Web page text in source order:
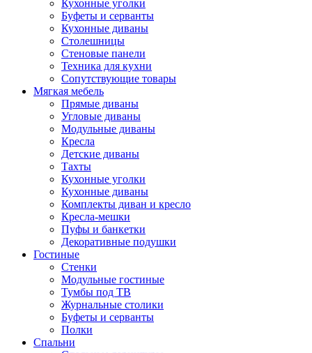
Кухонные уголки
Буфеты и серванты
Кухонные диваны
Столешницы
Стеновые панели
Техника для кухни
Сопутствующие товары
Мягкая мебель
Прямые диваны
Угловые диваны
Модульные диваны
Кресла
Детские диваны
Тахты
Кухонные уголки
Кухонные диваны
Комплекты диван и кресло
Кресла-мешки
Пуфы и банкетки
Декоративные подушки
Гостиные
Стенки
Модульные гостиные
Тумбы под ТВ
Журнальные столики
Буфеты и серванты
Полки
Спальни